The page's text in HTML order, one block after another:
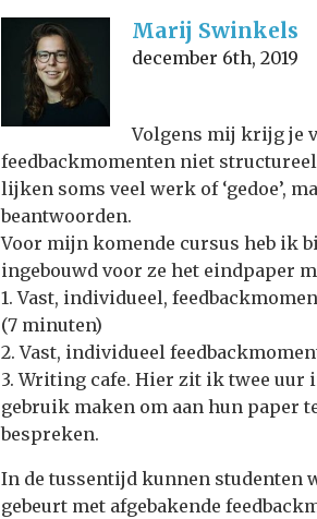
Marij Swinkels
december 6th, 2019
Volgens mij krijg je
feedbackmomenten niet
lijken soms veel werk of ‘gedoe’,
beantwoorden.
Voor mijn komende cursus heb ik
ingebouwd voor ze het eindpaper
1. Vast, individueel,
(7 minuten)
2. Vast, individueel
3. Writing cafe. Hier zit ik twee uur
gebruik maken om aan hun paper
bespreken.
In de tussentijd kunnen studenten
gebeurt met afgebakende